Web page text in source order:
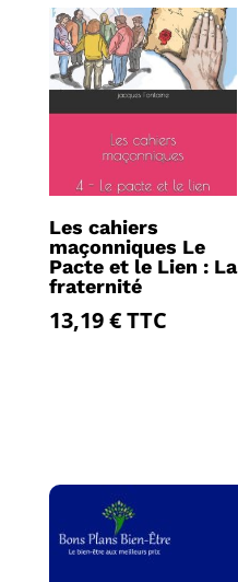
Les cahiers
maçonniques Le
Pacte et le Lien : La
fraternité
13,19€TTC